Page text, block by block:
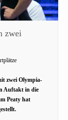
zwei
zwei Olympia-
Auftakt in die
Peaty hat